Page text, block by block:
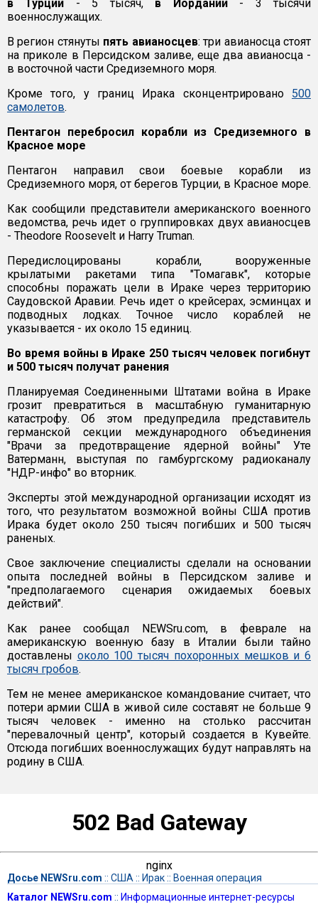
в Турции - 5 тысяч, в Иордании- 3 тысячи
военнослужащих.
В регион стянуты пять авианосцев: три авианосца стоят
на приколе в Персидском заливе, еще два авианосца -
в восточной части Средиземного моря.
Кроме того, у границ Ирака сконцентрировано 500
самолетов.
Пентагон перебросил корабли из Средиземного в
Красное море
Пентагон направил свои боевые корабли из
Средиземного моря, от берегов Турции, в Красное море.
Как сообщили представители американского военного
ведомства, речь идет о группировках двух авианосцев
- Theodore Roosevelt и Harry Truman.
Передислоцированы корабли, вооруженные
крылатыми ракетами типа "Томагавк", которые
способны поражать цели в Ираке через территорию
Саудовской Аравии. Речь идет о крейсерах, эсминцах и
подводных лодках. Точное число кораблей не
указывается - их около 15 единиц.
Во время войны в Ираке 250 тысяч человек погибнут
и 500 тысяч получат ранения
Планируемая Соединенными Штатами война в Ираке
грозит превратиться в масштабную гуманитарную
катастрофу. Об этом предупредила представитель
германской секции международного объединения
"Врачи за предотвращение ядерной войны" Уте
Ватерманн, выступая по гамбургскому радиоканалу
"НДР-инфо" во вторник.
Эксперты этой международной организации исходят из
того, что результатом возможной войны США против
Ирака будет около 250 тысяч погибших и 500 тысяч
раненых.
Cвое заключение специалисты сделали на основании
опыта последней войны в Персидском заливе и
"предполагаемого сценария ожидаемых боевых
действий".
Как ранее сообщал NEWSru.com, в феврале на
американскую военную базу в Италии были тайно
доставлены около 100 тысяч похоронных мешков и 6
тысяч гробов.
Тем не менее американское командование считает, что
потери армии США в живой силе составят не больше 9
тысяч человек - именно на столько рассчитан
"перевалочный центр", который создается в Кувейте.
Отсюда погибших военнослужащих будут направлять на
родину в США.
502 Bad Gateway
nginx
Досье NEWSru.com :: США :: Ирак:: Военная операция
Каталог NEWSru.com :: Информационные интернет-ресурсы